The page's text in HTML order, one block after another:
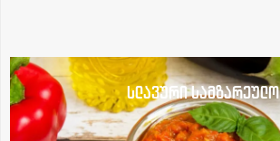
სლავური სამზარეულო